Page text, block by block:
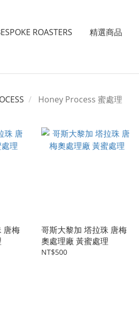
ROASTERS 精選商品
Honey Process 蜜處理
唐梅
哥斯大黎加 塔拉珠 唐梅
奧處理廠 黃蜜處理
NT$500